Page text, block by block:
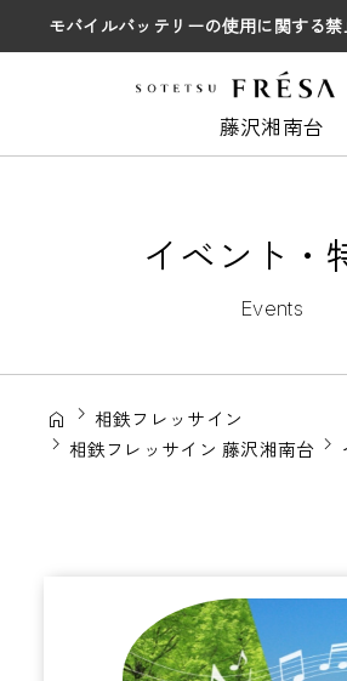
モバイルバッテリーの使用に関する
藤沢湘南台
イベント・
Events
相鉄フレッサイン
相鉄フレッサイン 藤沢湘南台